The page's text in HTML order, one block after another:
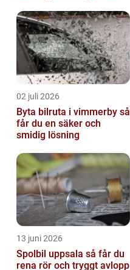
02 juli 2026
Byta bilruta i vimmerby så
får du en säker och
smidig lösning
13 juni 2026
Spolbil uppsala så får du
rena rör och tryggt avlopp